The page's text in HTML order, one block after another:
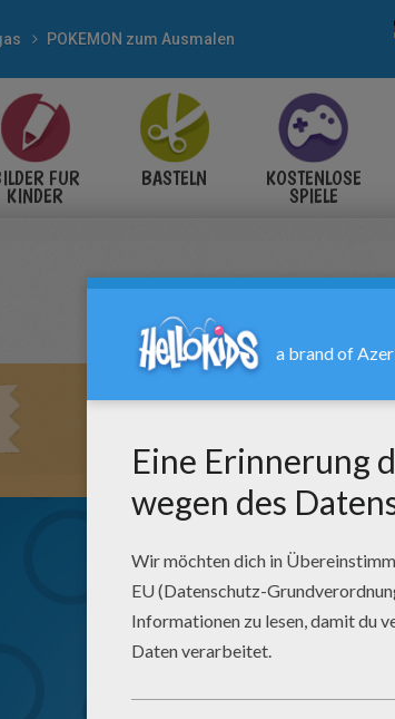
POKEMON zum Ausmalen
FÜR
KINDER
BASTELN KOSTENLOSE
SPIELE